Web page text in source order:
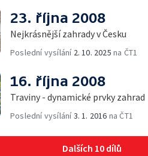
23. října 2008
Nejkrásnější zahrady v Česku
Poslední vysílání 2. 10. 2025 na ČT1
16. října 2008
Traviny - dynamické prvky zahrad
Poslední vysílání3. 1. 2016 na ČT1
Dalších 10 dílů